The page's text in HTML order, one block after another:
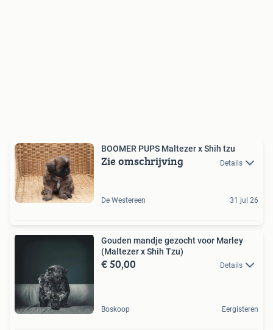
BOOMER PUPS Maltezer x Shih tzu
Zie omschrijving Details
De Westereen 31 jul 26
Gouden mandje gezocht voor Marley
(Maltezer x Shih Tzu)
€ 50,00 Details
Boskoop Eergisteren